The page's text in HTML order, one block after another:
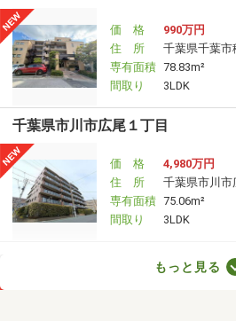
価 格
990万円
住 所
千葉県千葉
専有面積 78.83m²
間取り
3LDK
千葉県市川市広尾１丁目
価 格
4,980万円
住 所
千葉県市川市
専有面積 75.06m²
間取り
3LDK
千葉県市川市福栄４丁目もっと見る